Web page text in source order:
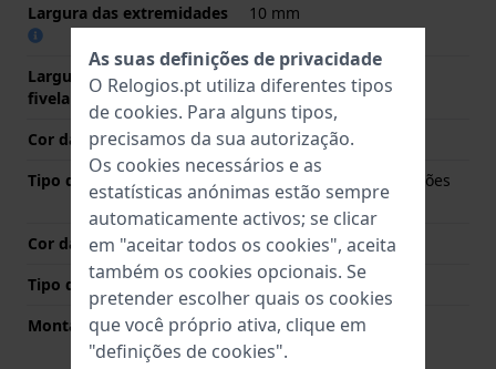
Largura das extremidades 10 mm
Largura da bracelete na
fivela
10 mm
Cor da bracelete
Ouro rosa
Tipo de Fecho
Fivela dobrável com botões
de pressão
Cor da fivela
Ouro rosa
Tipo de montagem
Pinos de pressão
Montagem Reta
Sim
As suas definições de privacidade
O Relogios.pt utiliza diferentes tipos
de cookies. Para alguns tipos,
precisamos da sua autorização.
Os cookies necessários e as
estatísticas anónimas estão sempre
automaticamente activos; se clicar
em "aceitar todos os cookies", aceita
também os cookies opcionais. Se
pretender escolher quais os cookies
que você próprio ativa, clique em
"definições de cookies".